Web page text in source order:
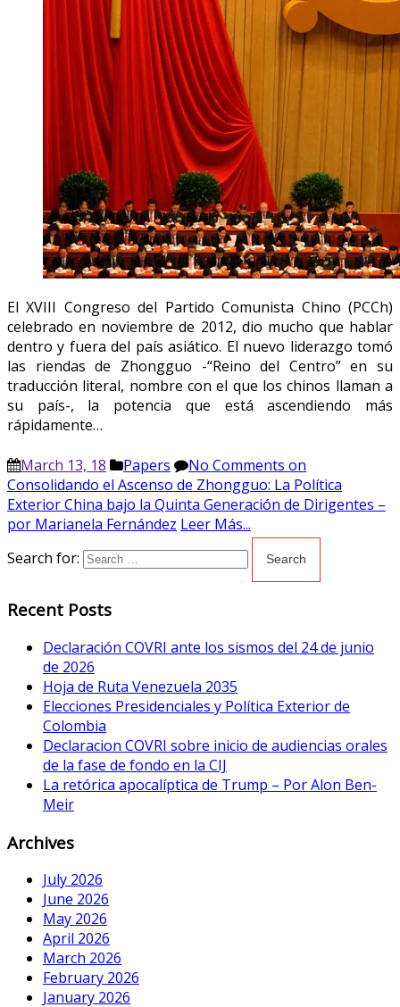
El XVIII Congreso del Partido Comunista Chino (PCCh)
celebrado en noviembre de 2012, dio mucho que hablar
dentro y fuera del país asiático. El nuevo liderazgo tomó
las riendas de Zhongguo -“Reino del Centro” en su
traducción literal, nombre con el que los chinos llaman a
su país-, la potencia que está ascendiendo más
rápidamente…
March 13, 18 Papers No Comments on
Consolidando el Ascenso de Zhongguo: La Política
Exterior China bajo la Quinta Generación de Dirigentes –
por Marianela Fernández Leer Más...
Search for:
Recent Posts
Declaración COVRI ante los sismos del 24 de junio
de 2026
Hoja de Ruta Venezuela 2035
Elecciones Presidenciales y Política Exterior de
Colombia
Declaracion COVRI sobre inicio de audiencias orales
de la fase de fondo en la CIJ
La retórica apocalíptica de Trump – Por Alon Ben-
Meir
Archives
July 2026
June 2026
May 2026
April 2026
March 2026
February 2026
January 2026